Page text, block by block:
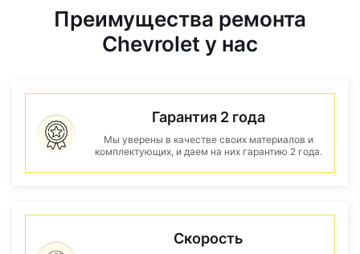
Преимущества ремонта
Chevrolet у нас
Гарантия 2 года
Мы уверены в качестве своих материалов и
комплектующих, и даем на них гарантию 2 года.
Скорость